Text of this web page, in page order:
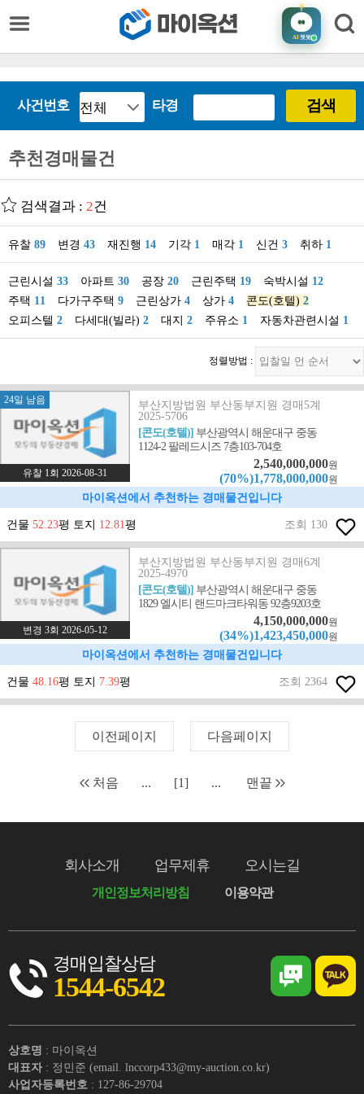
AI챗봇
사건번호 타경 검색
추천경매물건
검색결과 : 2건
유찰 89 변경 43 재진행 14 기각 1 매각 1 신건 3 취하 1
근린시설 33 아파트 30 공장 20 근린주택 19 숙박시설 12
주택 11 다가구주택 9 근린상가 4 상가 4 콘도(호텔) 2
오피스텔 2 다세대(빌라) 2 대지 2 주유소 1 자동차관련시설 1
정렬방법 :
24일 남음
유찰 1회 2026-08-31
부산지방법원 부산동부지원 경매5계
2025-5706
[콘도(호텔)] 부산광역시 해운대구 중동
1124-2 팔레드시즈 7층103-704호
2,540,000,000원
(70%)1,778,000,000원
마이옥션에서 추천하는 경매물건입니다
건물 52.23평 토지 12.81평 조회 130
변경 3회 2026-05-12
부산지방법원 부산동부지원 경매6계
2025-4970
[콘도(호텔)] 부산광역시 해운대구 중동
1829 엘시티 랜드마크타워동 92층9203호
4,150,000,000원
(34%)1,423,450,000원
마이옥션에서 추천하는 경매물건입니다
건물 48.16평 토지 7.39평 조회 2364
이전페이지 다음페이지
처음 ... [1] ... 맨끝
회사소개 업무제휴 오시는길
개인정보처리방침 이용약관
경매입찰상담
1544-6542
상호명 : 마이옥션
대표자 : 정민준 (email. lnccorp433@my-auction.co.kr)
사업자등록번호 : 127-86-29704